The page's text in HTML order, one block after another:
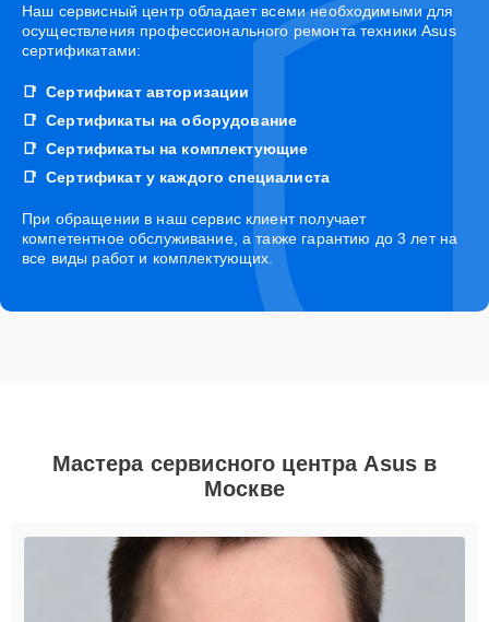
Наш сервисный центр обладает всеми необходимыми для
осуществления профессионального ремонта техники Asus
сертификатами:
Сертификат авторизации
Сертификаты на оборудование
Сертификаты на комплектующие
Сертификат у каждого специалиста
При обращении в наш сервис клиент получает
компетентное обслуживание, а также гарантию до 3 лет на
все виды работ и комплектующих.
Мастера сервисного центра Asus в
Москве